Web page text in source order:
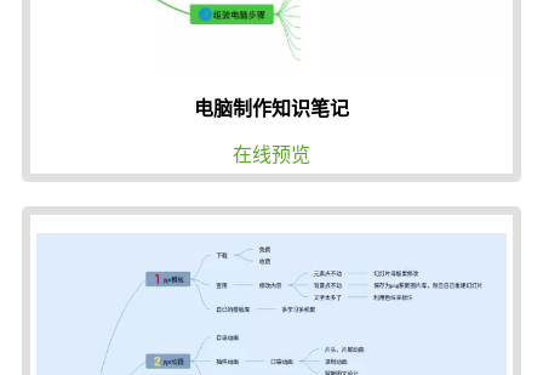
电脑制作知识笔记
在线预览